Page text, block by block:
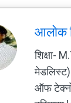
आलोक
शिक्षा-
ऑफ